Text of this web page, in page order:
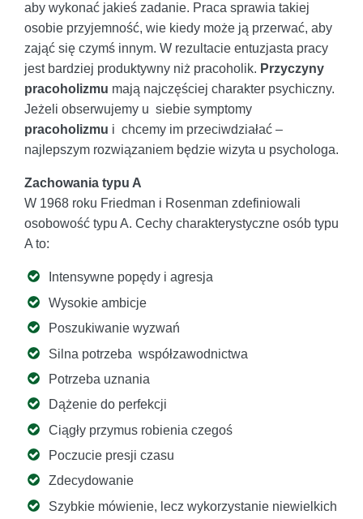
aby wykonać jakieś zadanie. Praca sprawia takiej
osobie przyjemność, wie kiedy może ją przerwać, aby
zająć się czymś innym. W rezultacie entuzjasta pracy
jest bardziej produktywny niż pracoholik. Przyczyny
pracoholizmu mają najczęściej charakter psychiczny.
Jeżeli obserwujemy u siebie symptomy
pracoholizmu i chcemy im przeciwdziałać –
najlepszym rozwiązaniem będzie wizyta u psychologa.
Zachowania typu A
W 1968 roku Friedman i Rosenman zdefiniowali
osobowość typu A. Cechy charakterystyczne osób typu
A to:
Intensywne popędy i agresja
Wysokie ambicje
Poszukiwanie wyzwań
Silna potrzeba współzawodnictwa
Potrzeba uznania
Dążenie do perfekcji
Ciągły przymus robienia czegoś
Poczucie presji czasu
Zdecydowanie
Szybkie mówienie, lecz wykorzystanie niewielkich